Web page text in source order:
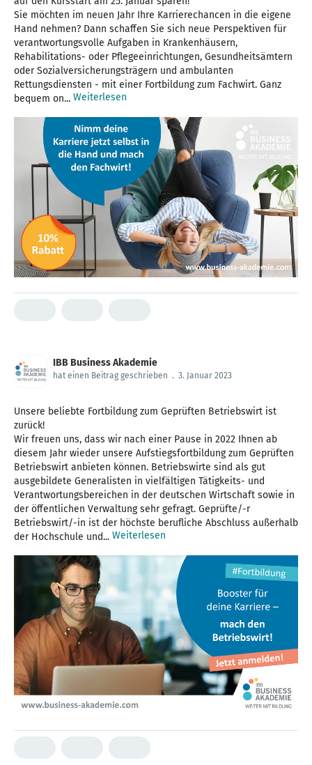
Sie möchten im neuen Jahr Ihre Karrierechancen in die eigene
Hand nehmen? Dann schaffen Sie sich neue Perspektiven für
verantwortungsvolle Aufgaben in Krankenhäusern,
Rehabilitations- oder Pflegeeinrichtungen, Gesundheitsämtern
oder Sozialversicherungsträgern und ambulanten
Rettungsdiensten - mit einer Fortbildung zum Fachwirt. Ganz
bequem on... Weiterlesen
IBB Business Akademie
hat einen Beitrag geschrieben . 3. Januar 2023
Unsere beliebte Fortbildung zum Geprüften Betriebswirt ist
zurück!
Wir freuen uns, dass wir nach einer Pause in 2022 Ihnen ab
diesem Jahr wieder unsere Aufstiegsfortbildung zum Geprüften
Betriebswirt anbieten können. Betriebswirte sind als gut
ausgebildete Generalisten in vielfältigen Tätigkeits- und
Verantwortungsbereichen in der deutschen Wirtschaft sowie in
der öffentlichen Verwaltung sehr gefragt. Geprüfte/-r
Betriebswirt/-in ist der höchste berufliche Abschluss außerhalb
der Hochschule und... Weiterlesen